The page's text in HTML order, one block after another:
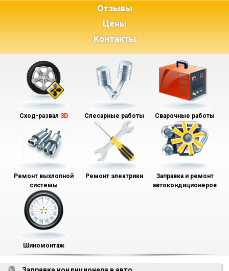
Отзывы
Цены
Контакты
Сход-развал 3D Слесарные работы Сварочные работы
Ремонт выхлопной
системы
Ремонт электрики
Заправка и ремонт
автокондиционеров
Шиномонтаж